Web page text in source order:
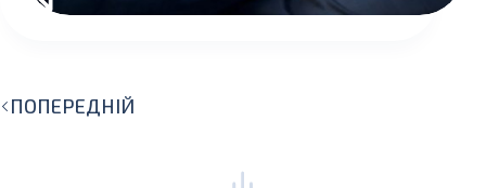
72%
РЕКЛАМУ
SPEAKING
ПОПЕРЕДНІЙ